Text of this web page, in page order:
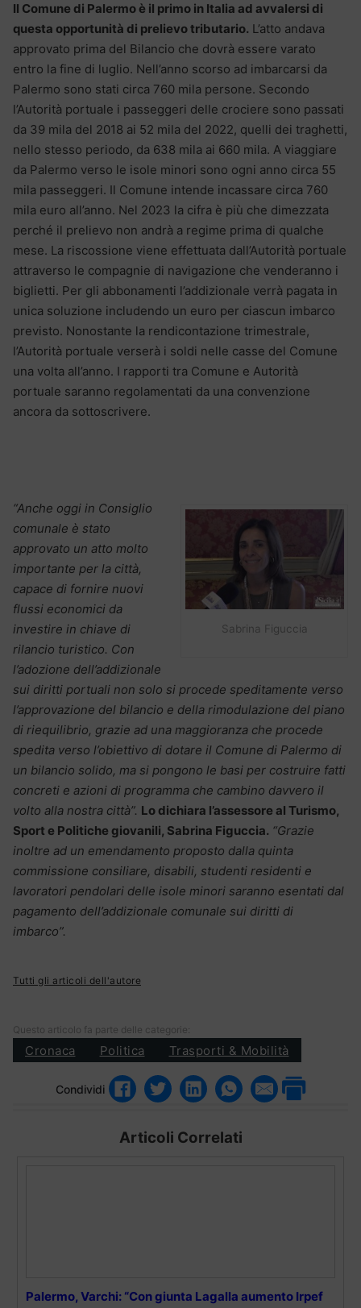
Il Comune di Palermo è il primo in Italia ad avvalersi di
questa opportunità di prelievo tributario. L’atto andava
approvato prima del Bilancio che dovrà essere varato
entro la fine di luglio. Nell’anno scorso ad imbarcarsi da
Palermo sono stati circa 760 mila persone. Secondo
l’Autorità portuale i passeggeri delle crociere sono passati
da 39 mila del 2018 ai 52 mila del 2022, quelli dei traghetti,
nello stesso periodo, da 638 mila ai 660 mila. A viaggiare
da Palermo verso le isole minori sono ogni anno circa 55
mila passeggeri. Il Comune intende incassare circa 760
mila euro all’anno. Nel 2023 la cifra è più che dimezzata
perché il prelievo non andrà a regime prima di qualche
mese. La riscossione viene effettuata dall’Autorità portuale
attraverso le compagnie di navigazione che venderanno i
biglietti. Per gli abbonamenti l’addizionale verrà pagata in
unica soluzione includendo un euro per ciascun imbarco
previsto. Nonostante la rendicontazione trimestrale,
l’Autorità portuale verserà i soldi nelle casse del Comune
una volta all’anno. I rapporti tra Comune e Autorità
portuale saranno regolamentati da una convenzione
ancora da sottoscrivere.
Sabrina Figuccia
“Anche oggi in Consiglio
comunale è stato
approvato un atto molto
importante per la città,
capace di fornire nuovi
flussi economici da
investire in chiave di
rilancio turistico. Con
l’adozione dell’addizionale
sui diritti portuali non solo si procede speditamente verso
l’approvazione del bilancio e della rimodulazione del piano
di riequilibrio, grazie ad una maggioranza che procede
spedita verso l’obiettivo di dotare il Comune di Palermo di
un bilancio solido, ma si pongono le basi per costruire fatti
concreti e azioni di programma che cambino davvero il
volto alla nostra città”. Lo dichiara l’assessore al Turismo,
Sport e Politiche giovanili, Sabrina Figuccia. “Grazie
inoltre ad un emendamento proposto dalla quinta
commissione consiliare, disabili, studenti residenti e
lavoratori pendolari delle isole minori saranno esentati dal
pagamento dell’addizionale comunale sui diritti di
imbarco”.
Tutti gli articoli dell'autore
Questo articolo fa parte delle categorie:
Cronaca Politica Trasporti & Mobilità
Condividi
Articoli Correlati
Palermo, Varchi: “Con giunta Lagalla aumento Irpef